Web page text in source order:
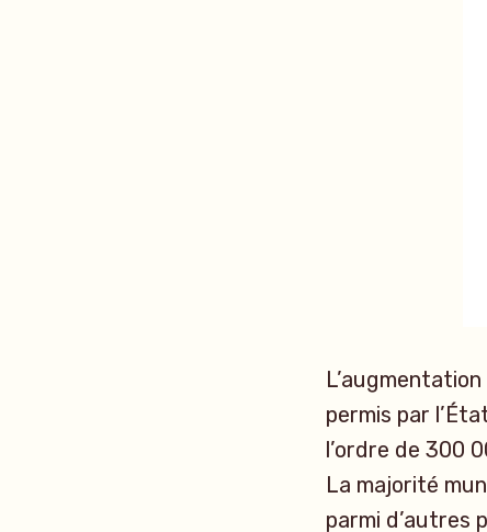
permis par
l’ordre de 300
La majorité
parmi d’autres